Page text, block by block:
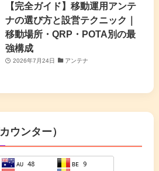
【完全ガイド】移動運用アンテ
ナの選び方と設営テクニック｜
移動場所・QRP・POTA別の最
強構成
2026年7月24日 アンテナ
ウンター）